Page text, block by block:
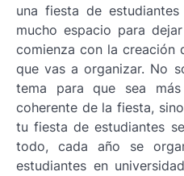
una fiesta de
mucho espacio para
comienza con la creación
que vas a organizar. No
tema para que sea
coherente de la fiesta,
tu fiesta de estudiantes
todo, cada año se
estudiantes en